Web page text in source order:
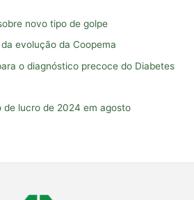
novo tipo de golpe
evolução da Coopema
o diagnóstico precoce do Diabetes
de lucro de 2024 em agosto